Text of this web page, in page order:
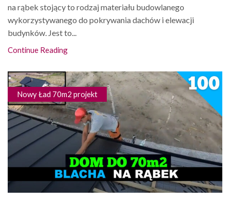
na rąbek stojący to rodzaj materiału budowlanego
wykorzystywanego do pokrywania dachów i elewacji
budynków. Jest to...
Continue Reading
Nowy Ład 70m2 projekt